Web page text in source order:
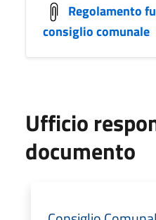
Regolamento
consiglio comunale
Ufficio
documento